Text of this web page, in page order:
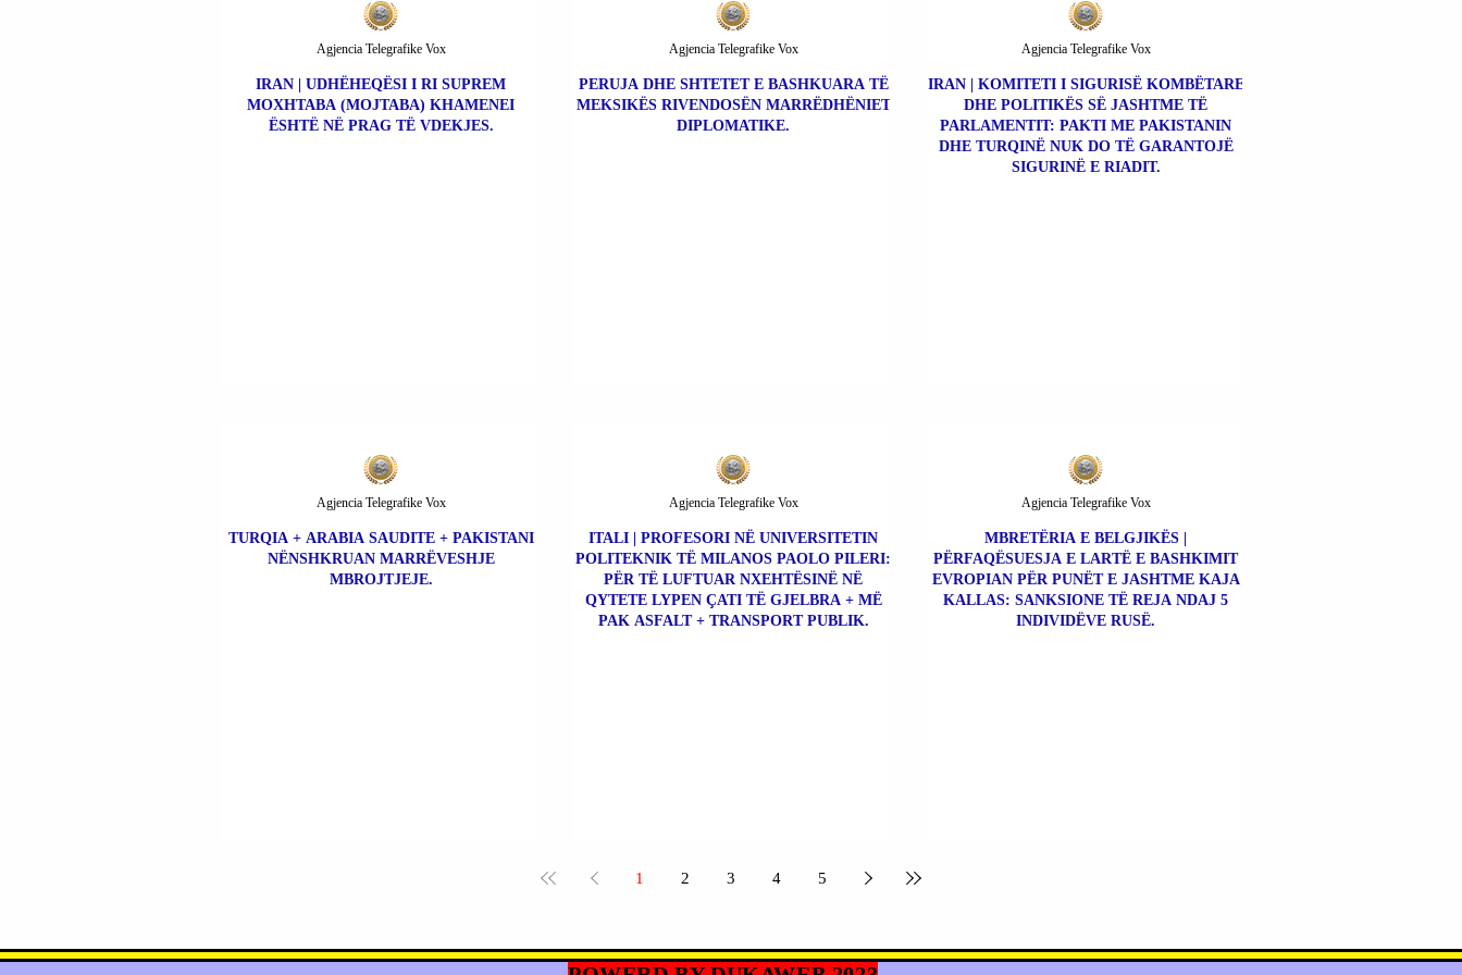
IRAN | UDHËHEQËSI I RI SUPREM
MOXHTABA (MOJTABA) KHAMENEI
ËSHTË NË PRAG TË VDEKJES.
Agjencia Telegrafike Vox
PERUJA DHE SHTETET E BASHKUARA TË
MEKSIKËS RIVENDOSËN MARRËDHËNIET
DIPLOMATIKE.
Agjencia Telegrafike Vox
IRAN | KOMITETI I SIGURISË KOMBËTARE
DHE POLITIKËS SË JASHTME TË
PARLAMENTIT: PAKTI ME PAKISTANIN
DHE TURQINË NUK DO TË GARANTOJË
SIGURINË E RIADIT.
Agjencia Telegrafike Vox
TURQIA + ARABIA SAUDITE + PAKISTANI
NËNSHKRUAN MARRËVESHJE
MBROJTJEJE.
Agjencia Telegrafike Vox
ITALI | PROFESORI NË UNIVERSITETIN
POLITEKNIK TË MILANOS PAOLO PILERI:
PËR TË LUFTUAR NXEHTËSINË NË
QYTETE LYPEN ÇATI TË GJELBRA + MË
PAK ASFALT + TRANSPORT PUBLIK.
Agjencia Telegrafike Vox
MBRETËRIA E BELGJIKËS |
PËRFAQËSUESJA E LARTË E BASHKIMIT
EVROPIAN PËR PUNËT E JASHTME KAJA
KALLAS: SANKSIONE TË REJA NDAJ 5
INDIVIDËVE RUSË.
Agjencia Telegrafike Vox
1 2 3 4 5